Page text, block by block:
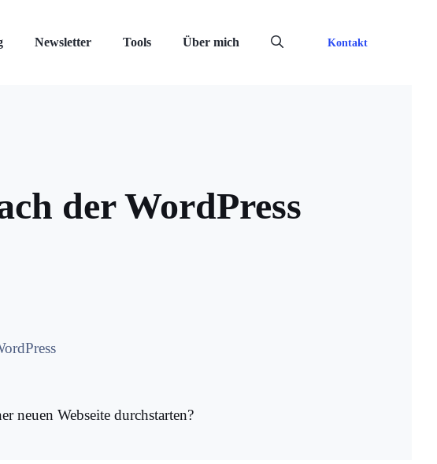
Newsletter Tools Über mich Kontakt
der WordPress
neuen Webseite durchstarten?